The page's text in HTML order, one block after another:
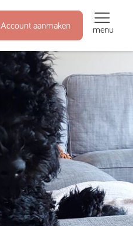
Account aanmaken menu